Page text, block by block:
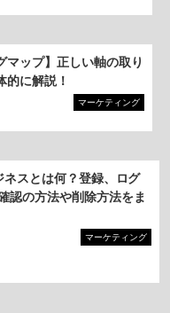
マップ】正しい軸の取り
的に解説！
マーケティング
スとは何？登録、ログ
認の方法や削除方法をま
マーケティング